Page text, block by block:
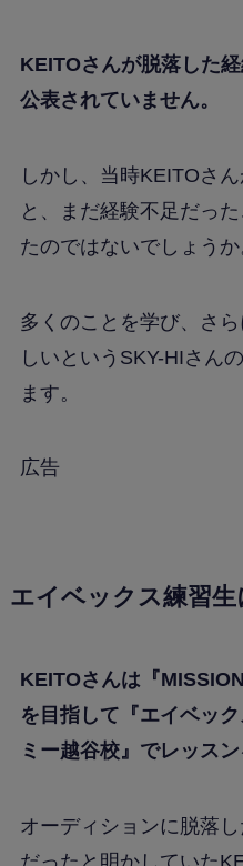
KEITOさんが脱落した
公表されていません。
しかし、当時KEITOさ
と、まだ経験不足だっ
たのではないでしょうか
多くのことを学び、さ
しいというSKY-HIさん
ます。
広告
エイベックス練習
KEITOさんは『
を目指して『エイベッ
ミー越谷校』でレッスン
オーディションに脱落